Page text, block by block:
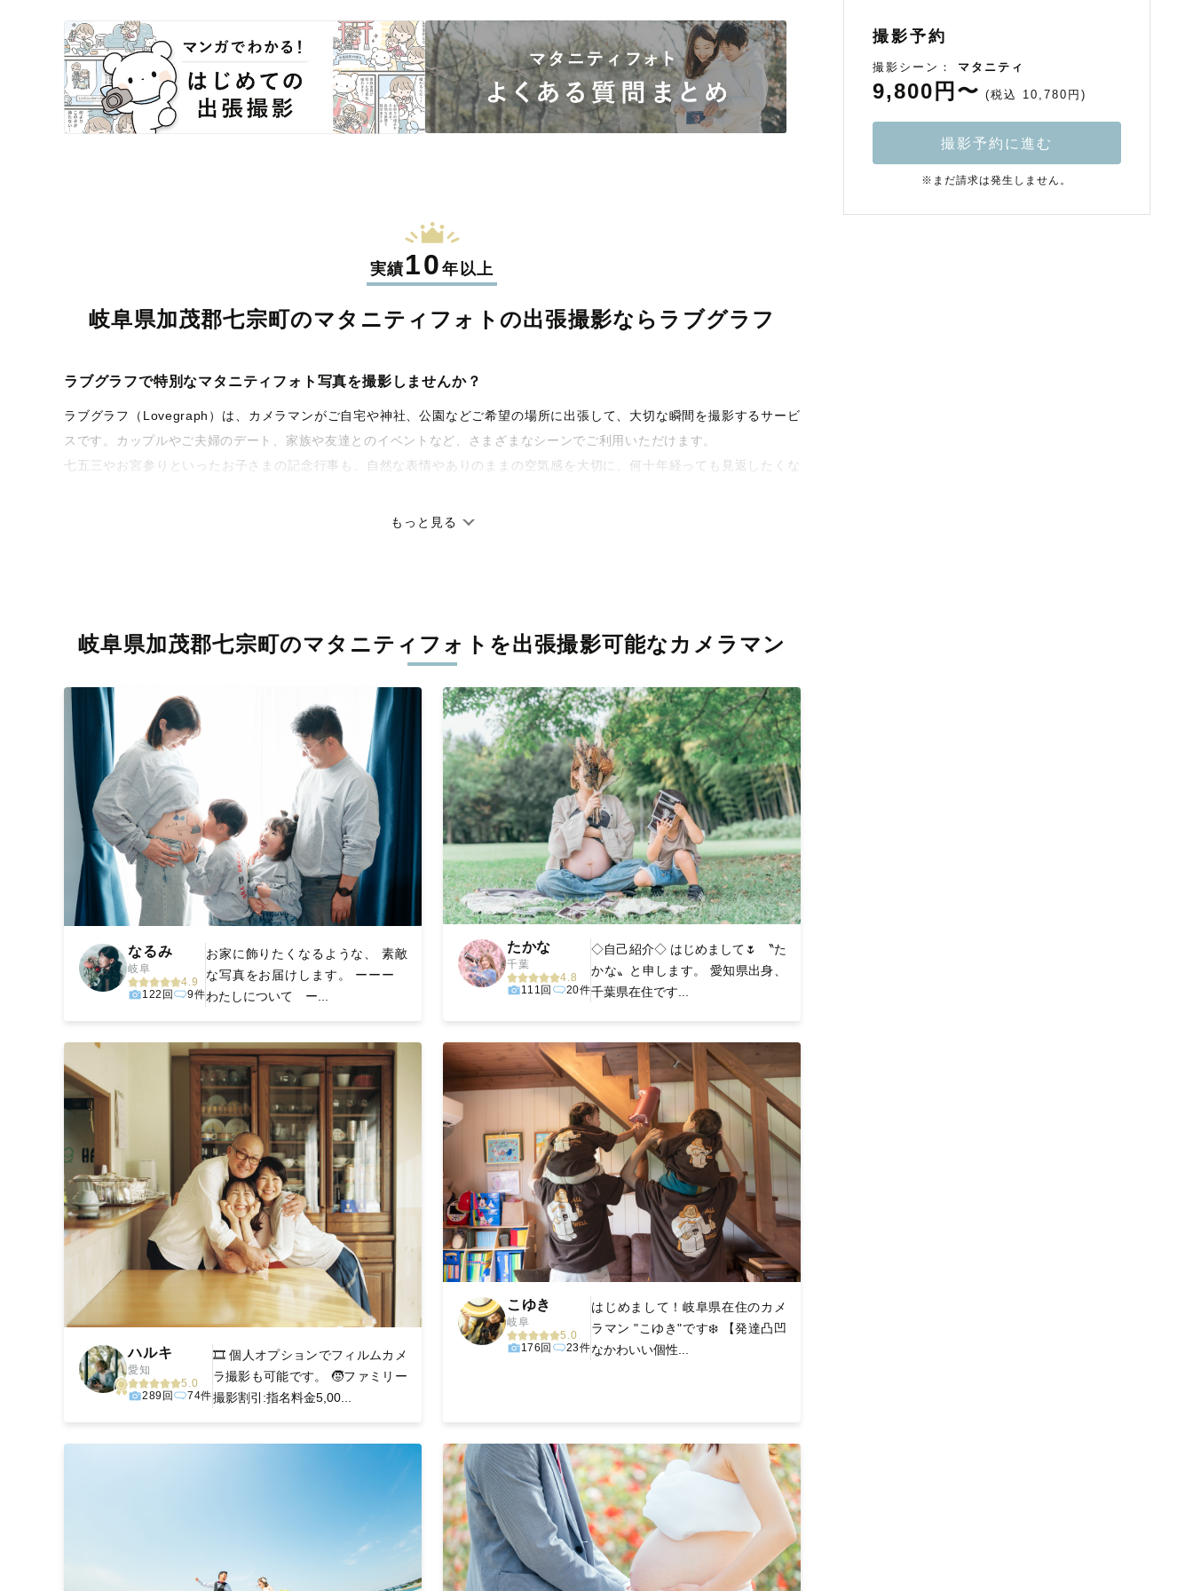
実績10年以上
岐阜県加茂郡七宗町のマタニティフォトの出張撮影なら ラブグラフ
ラブグラフで特別なマタニティフォト写真を撮影しませんか？
ラブグラフ（Lovegraph）は、カメラマンがご自宅や神社、公園などご希望の場所に出張して、大切な瞬間を撮影するサービ
スです。カップルやご夫婦のデート、家族や友達とのイベントなど、さまざまなシーンでご利用いただけます。
七五三やお宮参りといったお子さまの記念行事も、自然な表情やありのままの空気感を大切に、何十年経っても見返したくな
丁寧なレタッチで思い出を美しく仕上げます
りに。きっと「こんな写真を撮ってほしかった！」と思える一枚に出会えます。まずは、ラブグラフの撮影事例をご覧くださ
い。
もっと見る
岐阜県加茂郡七宗町のマタニティフォトを出張撮影可能なカメラマン
なるみ
岐阜
4.9
122回
9件
お家に飾りたくなるような、 素敵
な写真をお届けします。 ーーー
わたしについて ー...
たかな
千葉
4.8
111回
20件
◇自己紹介◇ はじめまして🌷 〝た
かな〟と申します。 愛知県出身、
千葉県在住です...
ハルキ
愛知
5.0
289回
74件
🎞️ 個人オプションでフィルムカメ
ラ撮影も可能です。 🧒ファミリー
撮影割引:指名料金5,00...
こゆき
岐阜
5.0
176回
23件
はじめまして！岐阜県在住のカメ
ラマン "こゆき"です❄️ 【発達凸凹
なかわいい個性...
撮影予約
撮影シーン： マタニティ
9,800円〜 (税込 10,780円)
撮影予約に進む
※まだ請求は発生しません。